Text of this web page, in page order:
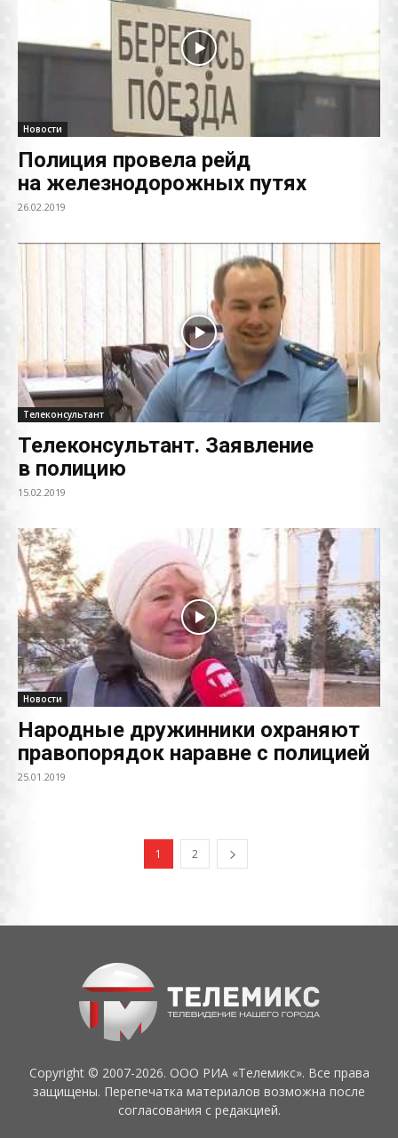
Новости
Полиция провела рейд
на железнодорожных путях
26.02.2019
Телеконсультант
Телеконсультант. Заявление
в полицию
15.02.2019
Новости
Народные дружинники охраняют
правопорядок наравне с полицией
25.01.2019
1 2
Copyright © 2007-2026. ООО РИА «Телемикс». Все права
защищены. Перепечатка материалов возможна после
согласования с редакцией.